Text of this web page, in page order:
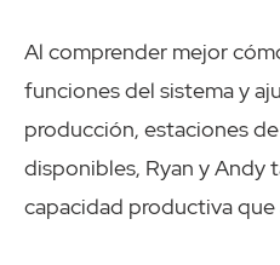
Al comprender mejor
funciones del sistema y
producción, estaciones
disponibles, Ryan y Andy
capacidad productiva que